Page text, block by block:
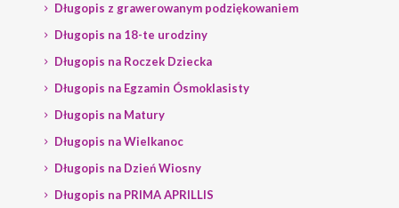
Długopis z grawerowanym podziękowaniem
Długopis na 18-te urodziny
Długopis na Roczek Dziecka
Długopis na Egzamin Ósmoklasisty
Długopis na Matury
Długopis na Wielkanoc
Długopis na Dzień Wiosny
Długopis na PRIMA APRILLIS